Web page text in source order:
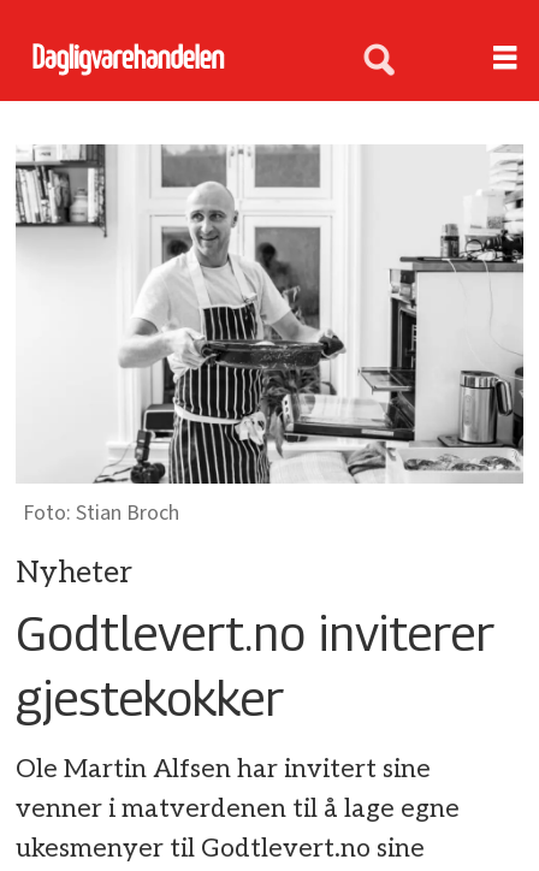
Stian Broch
Nyheter
Godtlevert.no inviterer
gjestekokker
Ole Martin Alfsen har invitert sine
venner i matverdenen til å lage egne
ukesmenyer til Godtlevert.no sine